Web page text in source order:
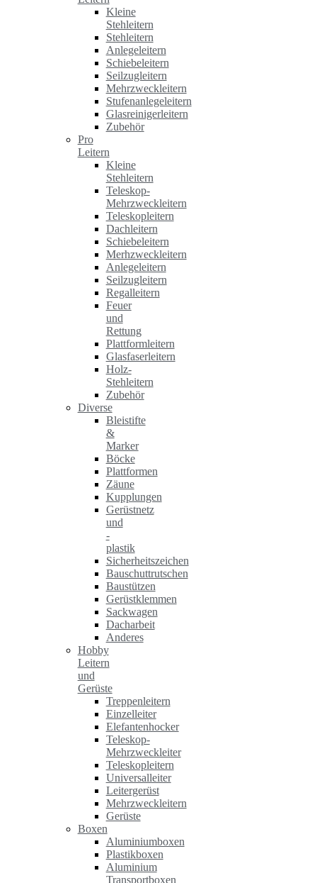
Kleine
Stehleitern
Stehleitern
Anlegeleitern
Schiebeleitern
Seilzugleitern
Mehrzweckleitern
Stufenanlegeleitern
Glasreinigerleitern
Zubehör
Pro
Leitern
Kleine
Stehleitern
Teleskop-
Mehrzweckleitern
Teleskopleitern
Dachleitern
Schiebeleitern
Merhzweckleitern
Anlegeleitern
Seilzugleitern
Regalleitern
Feuer
und
Rettung
Plattformleitern
Glasfaserleitern
Holz-
Stehleitern
Zubehör
Diverse
Bleistifte
&
Marker
Böcke
Plattformen
Zäune
Kupplungen
Gerüstnetz
und
-
plastik
Sicherheitszeichen
Bauschuttrutschen
Baustützen
Gerüstklemmen
Sackwagen
Dacharbeit
Anderes
Hobby
Leitern
und
Gerüste
Treppenleitern
Einzelleiter
Elefantenhocker
Teleskop-
Mehrzweckleiter
Teleskopleitern
Universalleiter
Leitergerüst
Mehrzweckleitern
Gerüste
Boxen
Aluminiumboxen
Plastikboxen
Aluminium
Transportboxen